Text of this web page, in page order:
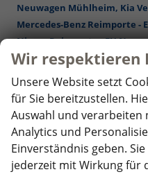
Neuwagen Mühlheim, Kia
Mercedes-Benz Reimporte -
Nissan Reimporte - EU
Opel Reimporte - EU
Peugeot Reimporte - EU
Renault Reimporte - EU
Seat Reimporte - EU
Seat Alhambra Neuwagen
Neuwagen Mühlheim
,
Ibiza Neuwagen Mühlheim
Seat Leon Sportstourer ST
Wir respektieren
Unsere Website setzt
für Sie bereitzustellen.
Auswahl und verarbeiten
Analytics und
Einverständnis geben.
jederzeit mit Wirkung für